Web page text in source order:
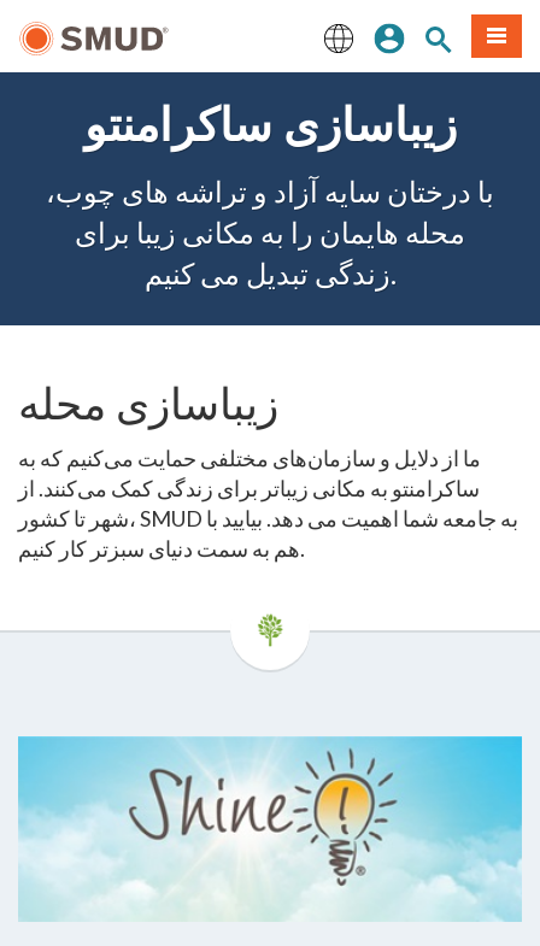
English
ورودسایتمنو
زیباسازی ساکرامنتو
با درختان سایه آزاد و تراشه های چوب،
محله هایمان را به مکانی زیبا برای
زندگی تبدیل می کنیم.
زیباسازی محله
ما از دلایل و سازمان‌های مختلفی حمایت می‌کنیم که به
ساکرامنتو به مکانی زیباتر برای زندگی کمک می‌کنند. از
شهر تا کشور، SMUD به جامعه شما اهمیت می دهد. بیایید با
هم به سمت دنیای سبزتر کار کنیم.